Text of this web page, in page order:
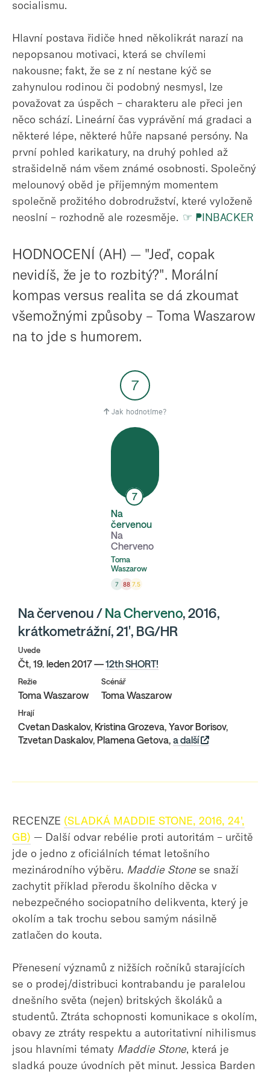
socialismu.
Hlavní postava řidiče hned několikrát narazí na
nepopsanou motivaci, která se chvílemi
nakousne; fakt, že se z ní nestane kýč se
zahynulou rodinou či podobný nesmysl, lze
považovat za úspěch – charakteru ale přeci jen
něco schází. Lineární čas vyprávění má gradaci a
některé lépe, některé hůře napsané persóny. Na
první pohled karikatury, na druhý pohled až
strašidelně nám všem známé osobnosti. Společný
melounový oběd je příjemným momentem
společně prožitého dobrodružství, které vyloženě
neoslní – rozhodně ale rozesměje. ☞ PINBACKER
HODNOCENÍ (AH) — "Jeď, copak
nevidíš, že je to rozbitý?". Morální
kompas versus realita se dá zkoumat
všemožnými způsoby – Toma Waszarow
na to jde s humorem.
7
Jak hodnotíme?
7
Na
červenou
Na
Cherveno
Toma
Waszarow
7 88 7.5
Na červenou / Na Cherveno, 2016,
krátkometrážní, 21', BG/HR
Uvede
Čt, 19. leden 2017 —12th SHORT!
Režie
Toma Waszarow
Scénář
Toma Waszarow
Hrají
Cvetan Daskalov, Kristina Grozeva, Yavor Borisov,
Tzvetan Daskalov, Plamena Getova, a další
RECENZE (SLADKÁ MADDIE STONE, 2016, 24',
GB) — Další odvar rebélie proti autoritám – určitě
jde o jedno z oficiálních témat letošního
mezinárodního výběru. Maddie Stone se snaží
zachytit příklad přerodu školního děcka v
nebezpečného sociopatního delikventa, který je
okolím a tak trochu sebou samým násilně
zatlačen do kouta.
Přenesení významů z nižších ročníků starajících
se o prodej/distribuci kontrabandu je paralelou
dnešního světa (nejen) britských školáků a
studentů. Ztráta schopnosti komunikace s okolím,
obavy ze ztráty respektu a autoritativní nihilismus
jsou hlavními tématy Maddie Stone, která je
sladká pouze úvodních pět minut. Jessica Barden